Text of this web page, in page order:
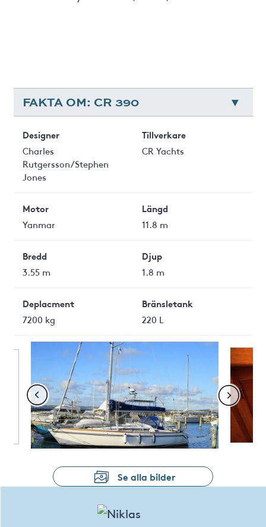
FAKTA OM: CR 390
Designer
Charles
Rutgersson/Stephen
Jones
Tillverkare
CR Yachts
Motor
Yanmar
Längd
11.8 m
Bredd
3.55 m
Djup
1.8 m
Deplacment
7200 kg
Bränsletank
220 L
Se alla bilder